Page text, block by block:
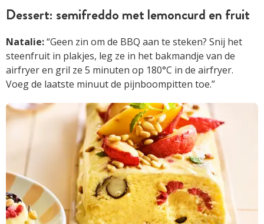
Dessert: semifreddo met lemoncurd en fruit
Natalie:“Geen zin om de BBQ aan te steken? Snij het
steenfruit in plakjes, leg ze in het bakmandje van de
airfryer en gril ze 5 minuten op 180°C in de airfryer.
Voeg de laatste minuut de pijnboompitten toe.”